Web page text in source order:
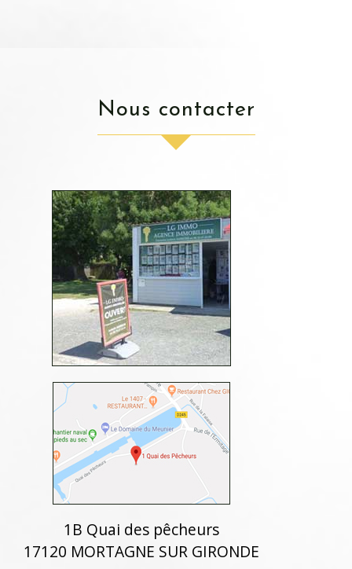
nous contacter
1B Quai des pêcheurs
17120 MORTAGNE SUR GIRONDE